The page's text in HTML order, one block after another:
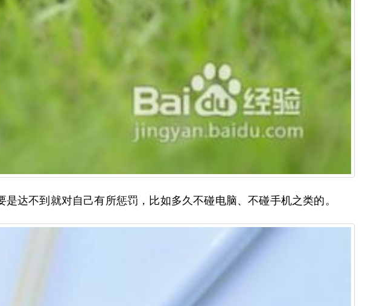
达不到就对自己有所惩罚，比如多久不碰电脑、不碰手机之类的。